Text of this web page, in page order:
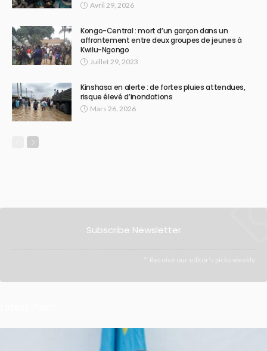
Avril 29, 2026
Kongo-Central : mort d’un garçon dans un
affrontement entre deux groupes de jeunes à
Kwilu-Ngongo
Juillet 29, 2023
Kinshasa en alerte : de fortes pluies attendues,
risque élevé d’inondations
Mars 26, 2026
Subscribe Newsletter
Receive our editor's picks weekly